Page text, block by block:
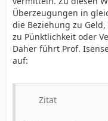
Überzeugungen in
die Beziehung zu
zu Pünktlichkeit oder
Daher führt Prof.
auf:
Zitat